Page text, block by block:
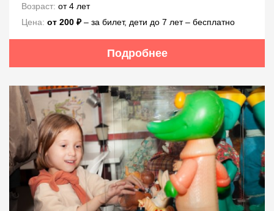
Возраст: от 4 лет
Цена: от 200 ₽– за билет, дети до 7 лет – бесплатно
Подробнее